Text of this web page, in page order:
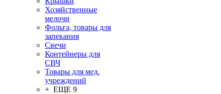
Хозяйственные
мелочи
Фольга, товары для
запекания
Свечи
Контейнеры для
СВЧ
Товары для мед.
учреждений
+ ЕЩЕ 9